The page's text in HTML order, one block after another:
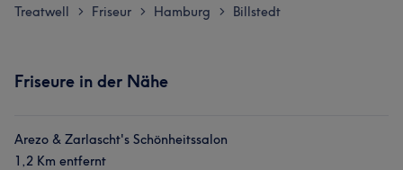
Treatwell > Friseur > Hamburg > Billstedt
Friseure in der Nähe
Arezo & Zarlascht's Schönheitssalon
1,2 Km entfernt